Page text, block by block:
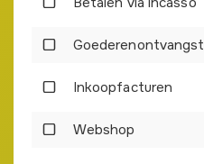
Goederenontvangst
Inkoopfacturen
Webshop